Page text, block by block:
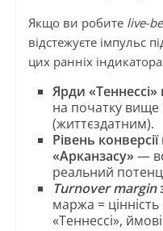
Якщо ви робите live-
відстежуєте імпульс
цих ранніх
Ярди «Теннессі»
на початку вище
(життєздатним).
Рівень
«Арканзасу»—
реальний
Turnover margin
маржа = цінність
«Теннессі»,